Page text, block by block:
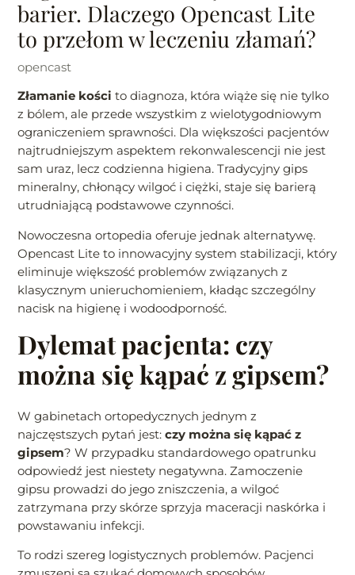
barier. Dlaczego Opencast Lite
to przełom w leczeniu złamań?
opencast
Złamanie kości to diagnoza, która wiąże się nie tylko
z bólem, ale przede wszystkim z wielotygodniowym
ograniczeniem sprawności. Dla większości pacjentów
najtrudniejszym aspektem rekonwalescencji nie jest
sam uraz, lecz codzienna higiena. Tradycyjny gips
mineralny, chłonący wilgoć i ciężki, staje się barierą
utrudniającą podstawowe czynności.
Nowoczesna ortopedia oferuje jednak alternatywę.
Opencast Lite to innowacyjny system stabilizacji, który
eliminuje większość problemów związanych z
klasycznym unieruchomieniem, kładąc szczególny
nacisk na higienę i wodoodporność.
Dylemat pacjenta: czy
można się kąpać z gipsem?
W gabinetach ortopedycznych jednym z
najczęstszych pytań jest:czy można się kąpać z
gipsem? W przypadku standardowego opatrunku
odpowiedź jest niestety negatywna. Zamoczenie
gipsu prowadzi do jego zniszczenia, a wilgoć
zatrzymana przy skórze sprzyja maceracji naskórka i
powstawaniu infekcji.
To rodzi szereg logistycznych problemów. Pacjenci